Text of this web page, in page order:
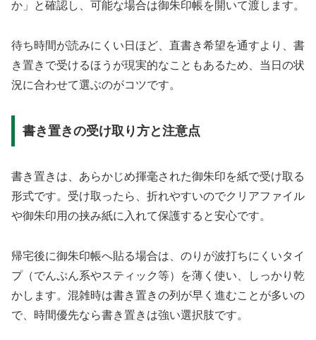
か」と確認し、可能な場合は御朱印帳を開いて渡します。
待ち時間が読みにくい日ほど、直書き希望を通すより、書
き置きで受けるほうが現実的なこともあるため、当日の状
況に合わせて選ぶのがコツです。
書き置きの受け取り方と注意点
書き置きは、あらかじめ揮毫された御朱印を紙で受け取る
形式です。受け取ったら、折れやすいのでクリアファイル
や御朱印用の挟み紙に入れて保護すると安心です。
帰宅後に御朱印帳へ貼る場合は、のりが波打ちにくいタイ
プ（でんぷん系やスティック等）を薄く使い、しっかり乾
かします。混雑時は書き置きの列が早く進むことが多いの
で、時間優先なら書き置きは強い選択肢です。